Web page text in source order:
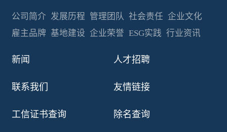
公司简介 发展历程 管理团队 社会责任 企业文化
雇主品牌 基地建设 企业荣誉 ESG实践 行业资讯
新闻 人才招聘
联系我们 友情链接
工信证书查询 除名查询